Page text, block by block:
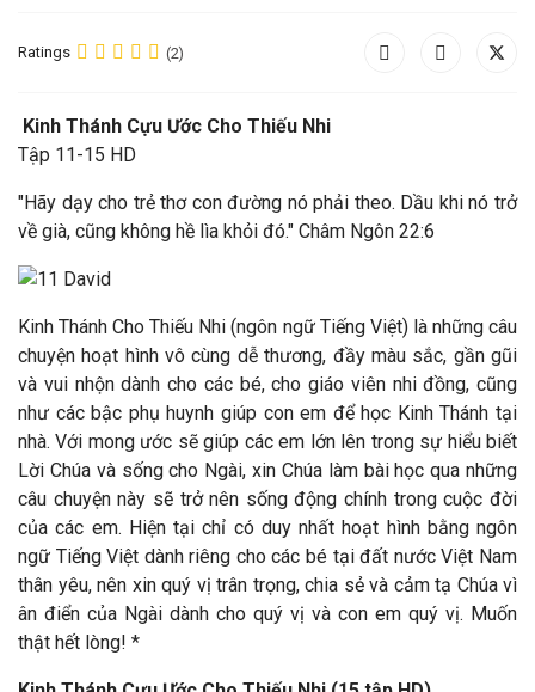
Ratings (2)
Kinh Thánh Cựu Ước Cho Thiếu Nhi
Tập 11-15 HD
"Hãy dạy cho trẻ thơ con đường nó phải theo. Dầu khi nó trở
về già, cũng không hề lìa khỏi đó." Châm Ngôn 22:6
Kinh Thánh Cho Thiếu Nhi (ngôn ngữ Tiếng Việt) là những câu
chuyện hoạt hình vô cùng dễ thương, đầy màu sắc, gần gũi
và vui nhộn dành cho các bé, cho giáo viên nhi đồng, cũng
như các bậc phụ huynh giúp con em để học Kinh Thánh tại
nhà. Với mong ước sẽ giúp các em lớn lên trong sự hiểu biết
Lời Chúa và sống cho Ngài, xin Chúa làm bài học qua những
câu chuyện này sẽ trở nên sống động chính trong cuộc đời
của các em. Hiện tại chỉ có duy nhất hoạt hình bằng ngôn
ngữ Tiếng Việt dành riêng cho các bé tại đất nước Việt Nam
thân yêu, nên xin quý vị trân trọng, chia sẻ và cảm tạ Chúa vì
ân điển của Ngài dành cho quý vị và con em quý vị. Muốn
thật hết lòng! *